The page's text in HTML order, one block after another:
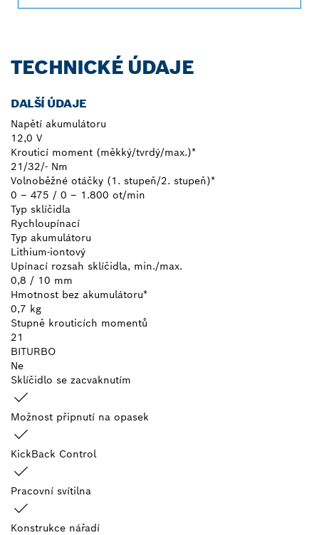
TECHNICKÉ ÚDAJE
DALŠÍ ÚDAJE
Napětí akumulátoru
12,0 V
Krouticí moment (měkký/tvrdý/max.)*
21/32/- Nm
Volnoběžné otáčky (1. stupeň/2. stupeň)*
0 – 475 / 0 – 1.800 ot/min
Typ sklíčidla
Rychloupínací
Typ akumulátoru
Lithium-iontový
Upínací rozsah sklíčidla, min./max.
0,8 / 10 mm
Hmotnost bez akumulátoru*
0,7 kg
Stupně krouticích momentů
21
BITURBO
Ne
Sklíčidlo se zacvaknutím
Možnost připnutí na opasek
KickBack Control
Pracovní svítilna
Konstrukce nářadí